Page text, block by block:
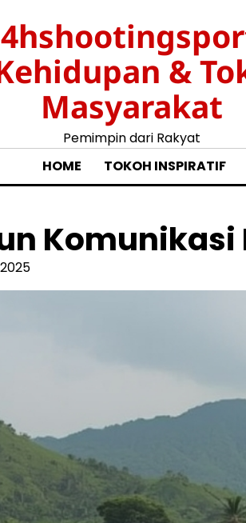
&
Masyarakat
Pemimpin dari Rakyat
HOME
TOKOH INSPIRATIF
Komunikasi